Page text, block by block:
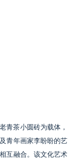
青茶小圆砖为载体，
青年画家李盼盼的艺
互融合。该文化艺术